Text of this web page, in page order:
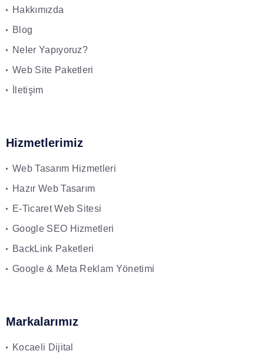
Hakkımızda
Blog
Neler Yapıyoruz?
Web Site Paketleri
İletişim
Hizmetlerimiz
Web Tasarım Hizmetleri
Hazır Web Tasarım
E-Ticaret Web Sitesi
Google SEO Hizmetleri
BackLink Paketleri
Google & Meta Reklam Yönetimi
Markalarımız
Kocaeli Dijital